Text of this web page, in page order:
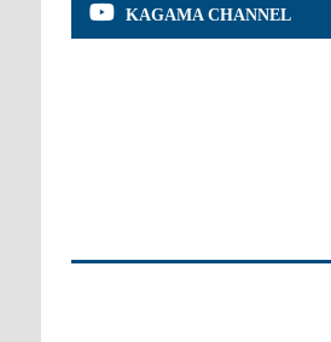
KAGAMA CHANNEL